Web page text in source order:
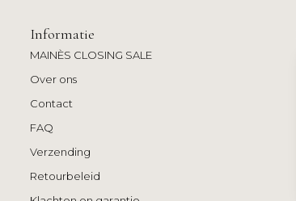
Informatie
MAINÈS CLOSING SALE
Over ons
Contact
FAQ
Verzending
Retourbeleid